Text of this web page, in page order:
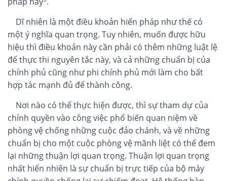
Dĩ nhiên là một điều khoản hiến pháp như thế có
một ý nghĩa quan trọng. Tuy nhiên, muốn được hữu
hiệu thì điều khoản này cần phải có thêm những luật lệ
để thực thi nguyên tắc này, và cả những chuẩn bị của
chính phủ cũng như phi chính phủ mới làm cho bất
hợp tác mạnh đủ để thành công.
Nơi nào có thể thực hiện được, thì sự tham dự của
chính quyền vào công việc phổ biến quan niệm về
phòng vệ chống những cuộc đảo chánh, và về những
chuẩn bị cho một cuộc phòng vệ mãnh liệt có thể đem
lại những thuận lợi quan trọng. Thuận lợi quan trọng
nhất hiển nhiên là sự chuẩn bị trực tiếp của bộ máy